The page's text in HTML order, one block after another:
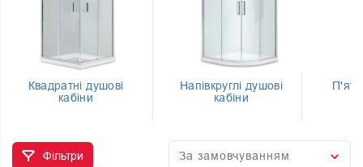
Квадратні душові
кабіни
Напівкруглі душові
кабіни
Фільтри